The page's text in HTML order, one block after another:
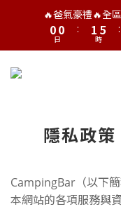
🔥爸氣豪禮🔥全
1
0
1
0
日
:
2
1
0
6
5
4
時
:
隱私政
CampingBar（以下
本網站的各項服務與